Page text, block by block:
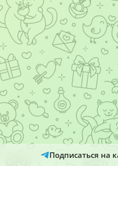
Подписаться на